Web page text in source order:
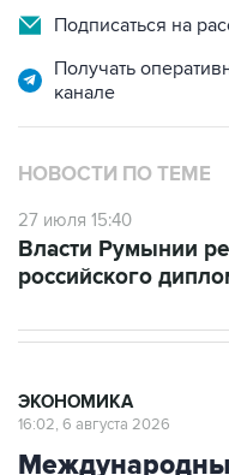
Подписаться на
Получать
канале
НОВОСТИ ПО ТЕМЕ
27 июля 15:40
Власти Румынии
российского
ЭКОНОМИКА
16:02, 6 августа 2026